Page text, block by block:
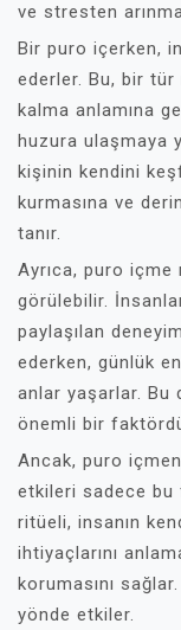
ve stresten
Bir puro içerken,
ederler. Bu, bir
kalma anlamına
huzura ulaşmaya
kişinin kendini
kurmasına ve
tanır.
Ayrıca, puro
görülebilir.
paylaşılan
ederken, günlük
anlar yaşarlar. Bu
önemli bir
Ancak, puro
etkileri sadece bu
ritüeli, insanın
ihtiyaçlarını
korumasını
yönde etkiler.